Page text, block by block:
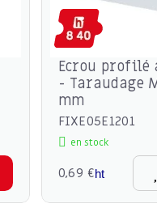
Ecrou
- Taraudage
mm
FIXE05E1201
en stock
0,69 €ht